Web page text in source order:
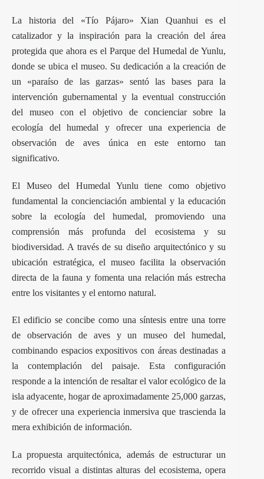
La historia del «Tío Pájaro» Xian Quanhui es el
catalizador y la inspiración para la creación del área
protegida que ahora es el Parque del Humedal de Yunlu,
donde se ubica el museo. Su dedicación a la creación de
un «paraíso de las garzas» sentó las bases para la
intervención gubernamental y la eventual construcción
del museo con el objetivo de concienciar sobre la
ecología del humedal y ofrecer una experiencia de
observación de aves única en este entorno tan
significativo.
El Museo del Humedal Yunlu tiene como objetivo
fundamental la concienciación ambiental y la educación
sobre la ecología del humedal, promoviendo una
comprensión más profunda del ecosistema y su
biodiversidad. A través de su diseño arquitectónico y su
ubicación estratégica, el museo facilita la observación
directa de la fauna y fomenta una relación más estrecha
entre los visitantes y el entorno natural.
El edificio se concibe como una síntesis entre una torre
de observación de aves y un museo del humedal,
combinando espacios expositivos con áreas destinadas a
la contemplación del paisaje. Esta configuración
responde a la intención de resaltar el valor ecológico de la
isla adyacente, hogar de aproximadamente 25,000 garzas,
y de ofrecer una experiencia inmersiva que trascienda la
mera exhibición de información.
La propuesta arquitectónica, además de estructurar un
recorrido visual a distintas alturas del ecosistema, opera